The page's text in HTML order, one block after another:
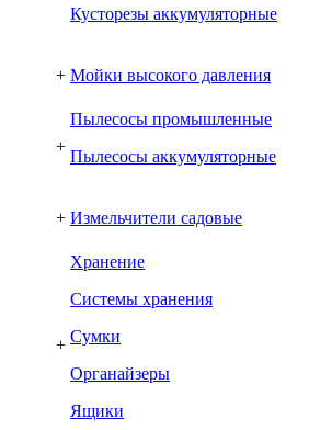
Кусторезы аккумуляторные
+ Мойки высокого давления
+
Пылесосы промышленные
Пылесосы аккумуляторные
+ Измельчители садовые
+
Хранение
Системы хранения
Сумки
Органайзеры
Ящики